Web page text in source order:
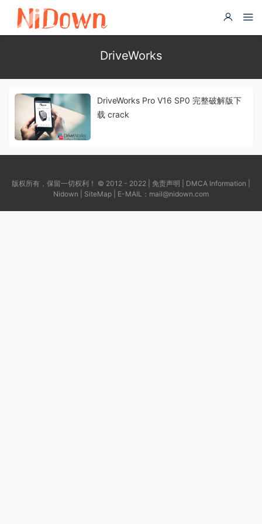
DriveWorks
DriveWorks Pro V16 SP0 完整破解版下
载 crack
版权所有，保留一切权利！ © 2012 - 2022 | 免责声明 DMCA Information
Nidown
SiteMap | E-MAIL： mail@nidown.com